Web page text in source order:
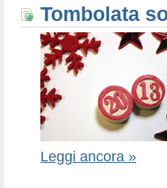
Tombolata
Leggi ancora »